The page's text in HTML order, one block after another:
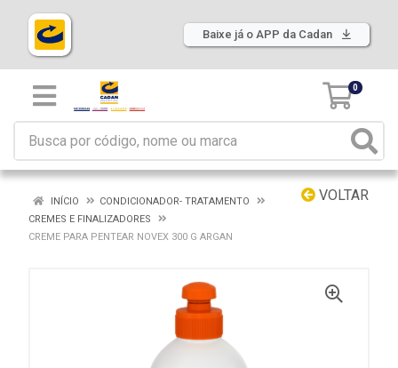
Baixe já o APP da Cadan
0
VOLTAR
INÍCIO
CONDICIONADOR- TRATAMENTO
CREMES E FINALIZADORES
CREME PARA PENTEAR NOVEX 300 G ARGAN